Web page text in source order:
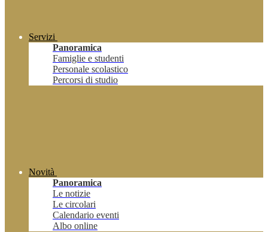
Servizi
Panoramica
Famiglie e studenti
Personale scolastico
Percorsi di studio
Novità
Panoramica
Le notizie
Le circolari
Calendario eventi
Albo online